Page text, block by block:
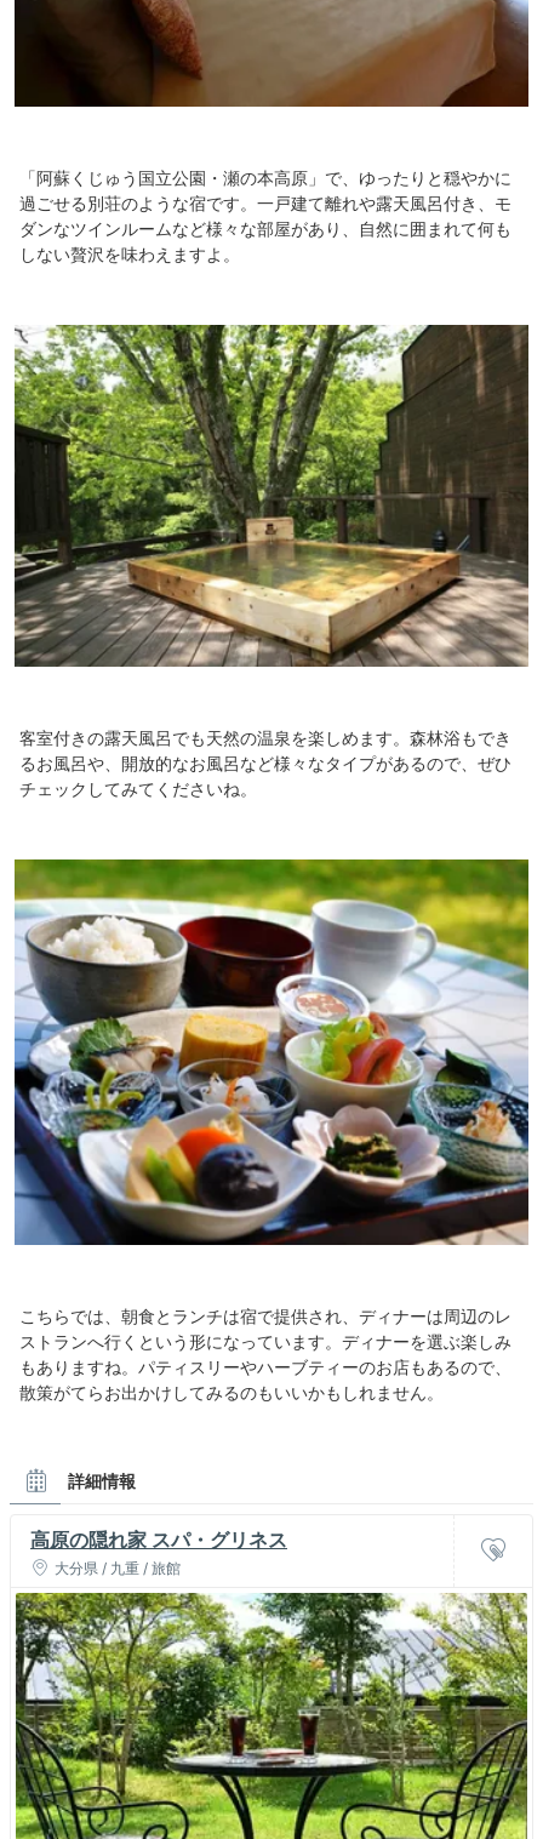
「阿蘇くじゅう国立公園・瀬の本高原」で、ゆったりと穏やかに
過ごせる別荘のような宿です。一戸建て離れや露天風呂付き、モ
ダンなツインルームなど様々な部屋があり、自然に囲まれて何も
しない贅沢を味わえますよ。
客室付きの露天風呂でも天然の温泉を楽しめます。森林浴もでき
るお風呂や、開放的なお風呂など様々なタイプがあるので、ぜひ
チェックしてみてくださいね。
こちらでは、朝食とランチは宿で提供され、ディナーは周辺のレ
ストランへ行くという形になっています。ディナーを選ぶ楽しみ
もありますね。パティスリーやハーブティーのお店もあるので、
散策がてらお出かけしてみるのもいいかもしれません。
詳細情報
高原の隠れ家 スパ・グリネス
大分県 / 九重 / 旅館